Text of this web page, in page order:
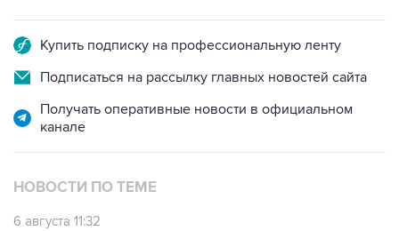
Купить подписку на профессиональную ленту
Подписаться на рассылку главных новостей сайта
Получать оперативные новости в официальном
канале
НОВОСТИ ПО ТЕМЕ
6 августа 11:32